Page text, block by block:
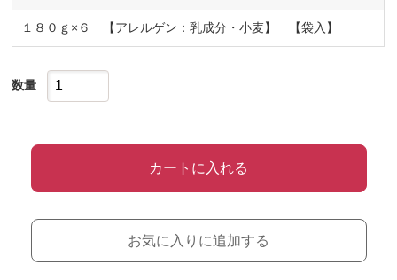
１８０ｇ×６ 【アレルゲン：乳成分・小麦】 【袋入】
数量
カートに入れる
お気に入りに追加する